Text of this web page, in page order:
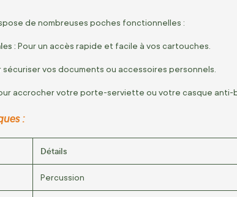
de nombreuses poches fonctionnelles :
: Pour un accès rapide et facile à vos cartouches.
sécuriser vos documents ou accessoires personnels.
accrocher votre porte-serviette ou votre casque anti-
:
Détails
Percussion